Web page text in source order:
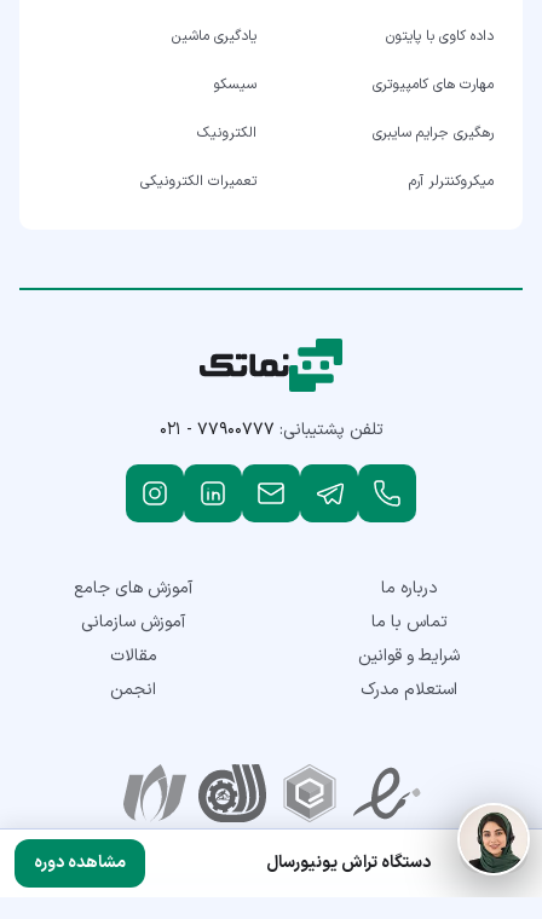
دستگاه تراش یونیورسال مشاهده دوره
داده کاوی با پایتون یادگیری ماشین
مهارت های کامپیوتری سیسکو
رهگیری جرایم سایبری الکترونیک
میکروکنترلر آرم تعمیرات الکترونیکی
تلفن پشتیبانی: ۰۲۱ - ۷۷۹۰۰۷۷۷
درباره ما
تماس با ما
شرایط و قوانین
استعلام مدرک
آموزش های جامع
آموزش سازمانی
مقالات
انجمن
نمادهای اعتماد